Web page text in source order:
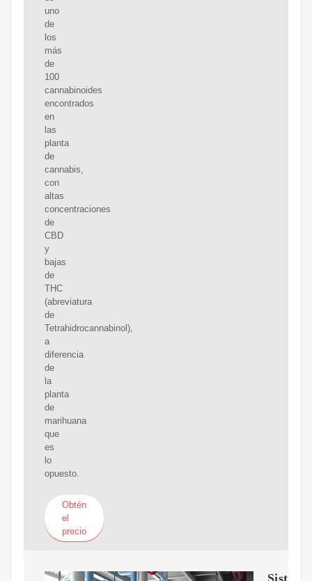
uno
de
los
más
de
100
cannabinoides
encontrados
en
las
planta
de
cannabis,
con
altas
concentraciones
de
CBD
y
bajas
de
THC
(abreviatura
de
Tetrahidrocannabinol),
a
diferencia
de
la
planta
de
marihuana
que
es
lo
opuesto.
Obtén
el
precio